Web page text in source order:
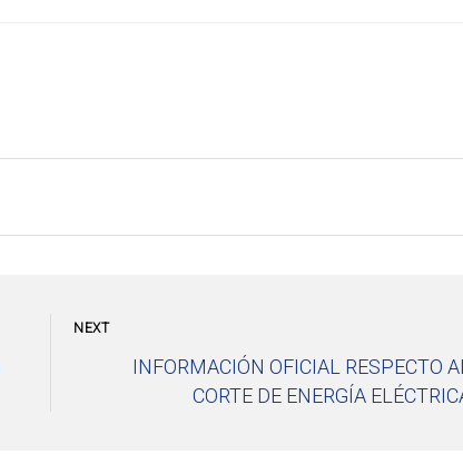
NEXT
INFORMACIÓN OFICIAL RESPECTO
CORTE DE ENERGÍA